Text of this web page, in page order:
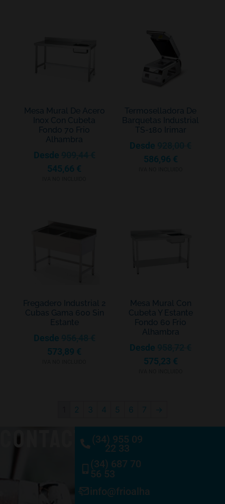
Mesa Mural De Acero
Inox Con Cubeta
Fondo 70 Frio
Alhambra
Desde
545,66 €
Termoselladora De
Barquetas Industrial
TS-180 Irimar
Desde
586,96 €
Fregadero Industrial 2
Cubas Gama 600 Sin
Estante
Desde
573,89 €
Mesa Mural Con
Cubeta Y Estante
Fondo 60 Frio
Alhambra
Desde
575,23 €
2 3 4 5 6 7 →
CONTACTO(34) 955 09
22 33
(34) 687 70
56 53
info@frioalhambra.com